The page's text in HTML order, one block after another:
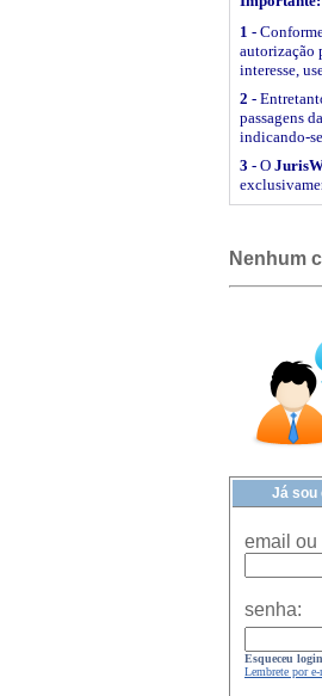
1 -
autorização
interesse,
2 -
passagens
indicando-
3 - O
Nenhum
Já sou
email ou
senha:
Esqueceu
Lembrete por